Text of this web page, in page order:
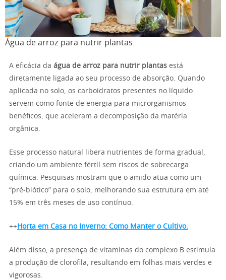
Água de arroz para nutrir plantas
A eficácia da água de arroz para nutrir plantas está
diretamente ligada ao seu processo de absorção. Quando
aplicada no solo, os carboidratos presentes no líquido
servem como fonte de energia para microrganismos
benéficos, que aceleram a decomposição da matéria
orgânica.
Esse processo natural libera nutrientes de forma gradual,
criando um ambiente fértil sem riscos de sobrecarga
química. Pesquisas mostram que o amido atua como um
“pré-biótico” para o solo, melhorando sua estrutura em até
15% em três meses de uso contínuo.
++ Horta em Casa no Inverno: Como Manter o Cultivo.
Além disso, a presença de vitaminas do complexo B estimula
a produção de clorofila, resultando em folhas mais verdes e
vigorosas.